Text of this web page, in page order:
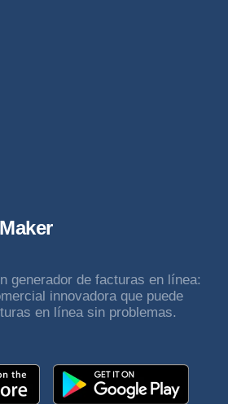
generador de facturas en línea:
innovadora que puede
en línea sin problemas.